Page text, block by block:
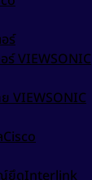
ร์
อร์ VIEWSONIC
ย VIEWSONIC
Cisco
ยึดInterlink